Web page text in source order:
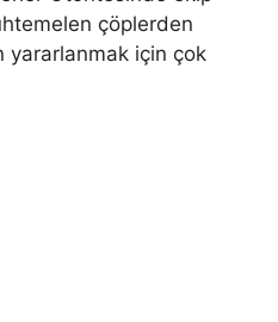
çöplerden
yararlanmak için çok